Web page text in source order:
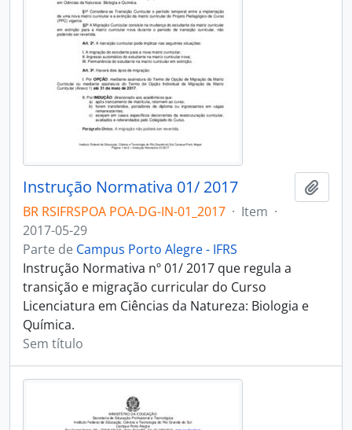
Instrução Normativa 01/ 2017
BR RSIFRSPOA POA-DG-IN-01_2017 · Item ·
2017-05-29
Parte de Campus Porto Alegre - IFRS
Instrução Normativa nº 01/ 2017 que regula a
transição e migração curricular do Curso
Licenciatura em Ciências da Natureza: Biologia e
Química.
Sem título